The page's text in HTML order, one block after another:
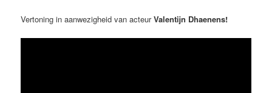
Vertoning in aanwezigheid van acteurValentijn Dhaenens!